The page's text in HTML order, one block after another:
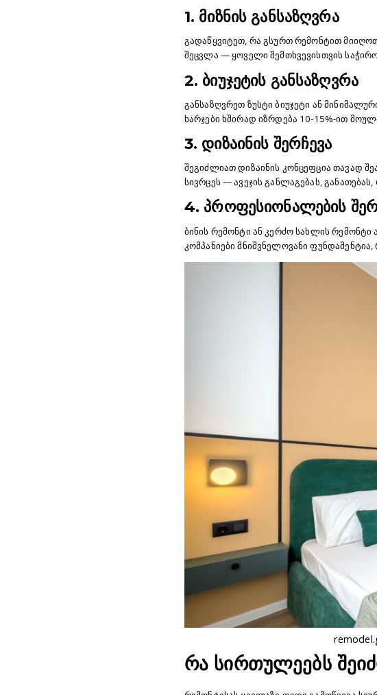
1. მიზნის განსაზღვრა
გადაწყვიტეთ, რა გსურთ რემონტით
შეცვლა — ყოველი შემთხვევისთვის
2. ბიუჯეტის განსაზღვრა
განსაზღვრეთ ზუსტი ბიუჯეტი ან
ხარჯები ხშირად იზრდება 10-15%-ით
3. დიზაინის შერჩევა
შეგიძლიათ დიზაინის კონცეფცია თავად
სივრცეს — ავეჯის განლაგებას,
4. პროფესიონალების
ბინის რემონტი ან კერძო სახლის
კომპანიები მნიშვნელოვანი
რა სირთულეებს